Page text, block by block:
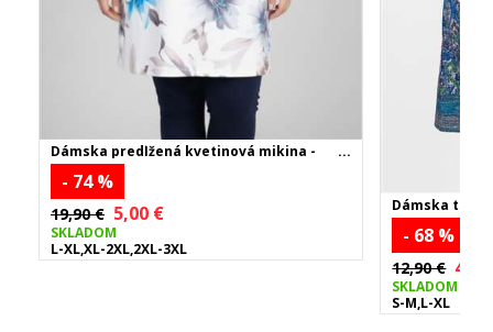
Dámska predĺžená kvetinová mikina -
tyrkysová
- 74 %
19,90 € 5,00 €
SKLADOM
L-XL,XL-2XL,2XL-3XL
Dámska
- 68 %
12,90 €
SKLADOM
S-M,L-XL